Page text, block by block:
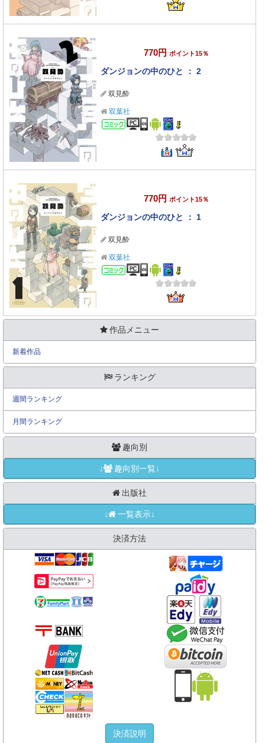
770円 ポイント15％
ダンジョンの中のひと ： 2
双見酔
双葉社
コミック
770円 ポイント15％
ダンジョンの中のひと ： 1
双見酔
双葉社
コミック
作品メニュー
新着作品
ランキング
週間ランキング
月間ランキング
趣向別
↓ 趣向別一覧↓
出版社
↓ 一覧表示↓
決済方法
決済説明